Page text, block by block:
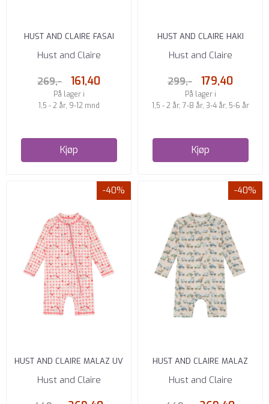
HUST AND CLAIRE FASAI
BADEHATT, GUTT FRENCH OAK
Hust and Claire
269,- 161,40
På lager i
1,5 - 2 år, 9-12 mnd
Kjøp
HUST AND CLAIRE HAKI
BADEBUKSE FRENCH OAK
Hust and Claire
299,- 179,40
På lager i
1,5 - 2 år, 7-8 år, 3-4 år, 5-6 år
Kjøp
-40%
HUST AND CLAIRE MALAZ UV
DRAKT IVORY M/BÆRPRINT
Hust and Claire
-40%
HUST AND CLAIRE MALAZ
BADEDRAKT MED BEN, GUTT
Hust and Claire